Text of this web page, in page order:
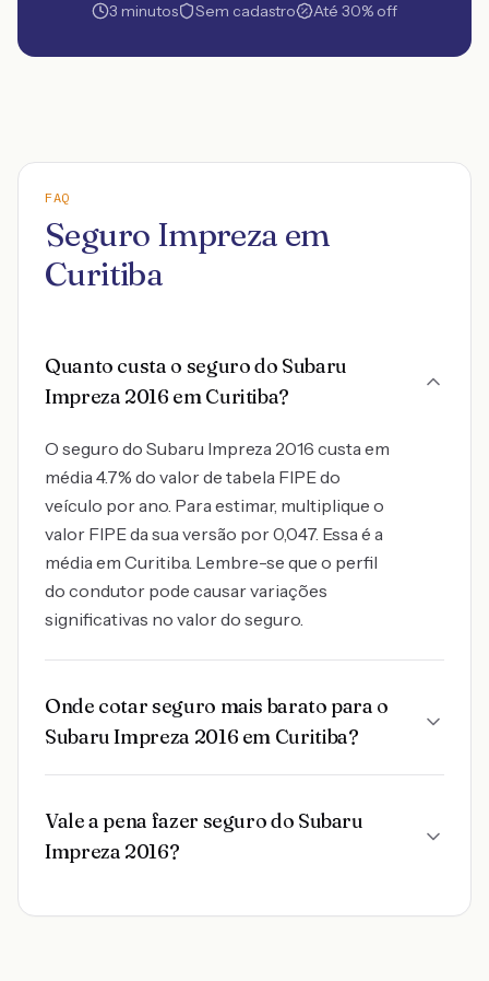
3 minutos Sem cadastro Até 30% off
FAQ
Seguro Impreza em
Curitiba
Quanto custa o seguro do Subaru
Impreza 2016 em Curitiba?
O seguro do Subaru Impreza 2016 custa em
média 4.7% do valor de tabela FIPE do
veículo por ano. Para estimar, multiplique o
valor FIPE da sua versão por 0,047. Essa é a
média em Curitiba. Lembre-se que o perfil
do condutor pode causar variações
significativas no valor do seguro.
Onde cotar seguro mais barato para o
Subaru Impreza 2016 em Curitiba?
Vale a pena fazer seguro do Subaru
Impreza 2016?